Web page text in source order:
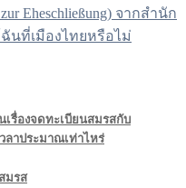
Eheschließung) จากสำนัก
นที่เมืองไทยหรือไม่
รื่องจดทะเบียนสมรสกับ
ลาประมาณเท่าไหร่
มรส